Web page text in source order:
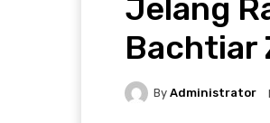
Jelang
Bachtiar
By Administrator